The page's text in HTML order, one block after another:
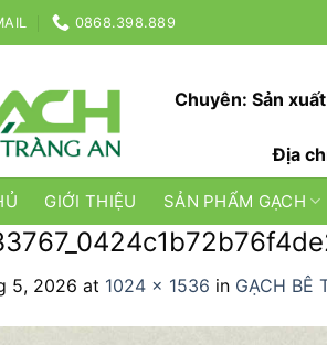
0868.398.889
Chuyên: Sản
Địa
GIỚI THIỆU SẢN PHẨM GẠCH
5, 2026 at 1024 × 1536 in GẠCH BÊ